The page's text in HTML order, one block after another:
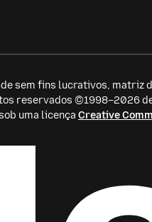
sem fins lucrativos, matriz
reservados ©1998–2026
uma licença Creative